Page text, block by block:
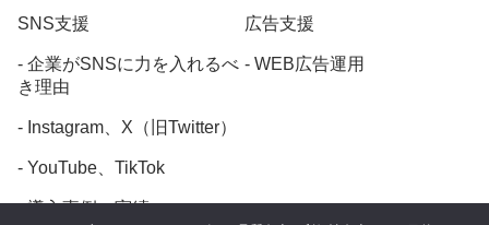
SNS支援
企業がSNSに力を入れるべ
き理由
Instagram、X（旧Twitter）
YouTube、TikTok
導入事例・実績
広告支援
WEB広告運用